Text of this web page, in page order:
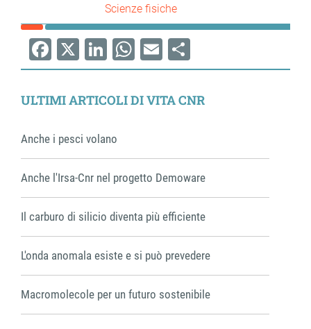
Scienze fisiche
Facebook
X LinkedIn
WhatsApp
EmailShare
ULTIMI ARTICOLI DI VITA CNR
Anche i pesci volano
Anche l'Irsa-Cnr nel progetto Demoware
Il carburo di silicio diventa più efficiente
L'onda anomala esiste e si può prevedere
Macromolecole per un futuro sostenibile